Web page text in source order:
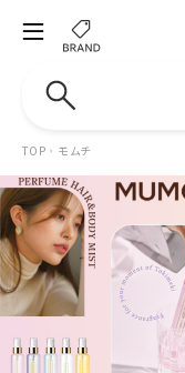
TOP モムチ